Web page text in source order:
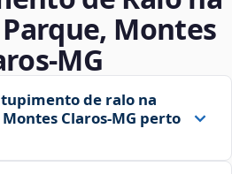
Montes
de ralo na
Claros‑MG perto